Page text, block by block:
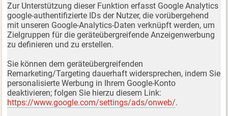
Zur Unterstützung dieser Funktion erfasst Google Analytics
google-authentifizierte IDs der Nutzer, die vorübergehend
mit unseren Google-Analytics-Daten verknüpft werden, um
Zielgruppen für die geräteübergreifende Anzeigenwerbung
zu definieren und zu erstellen.
Sie können dem geräteübergreifenden
Remarketing/Targeting dauerhaft widersprechen, indem Sie
personalisierte Werbung in Ihrem Google-Konto
deaktivieren; folgen Sie hierzu diesem Link:
https://www.google.com/settings/ads/onweb/.